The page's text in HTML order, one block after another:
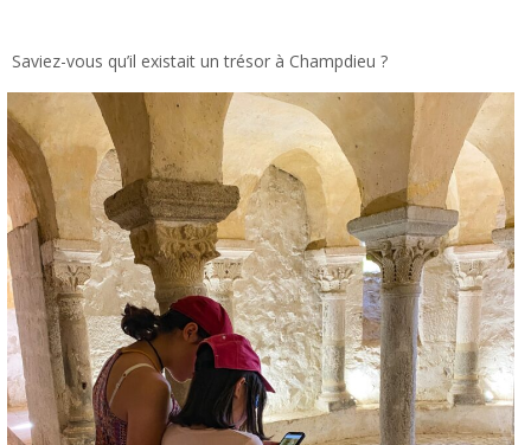
Saviez-vous qu’il existait un trésor à Champdieu ?